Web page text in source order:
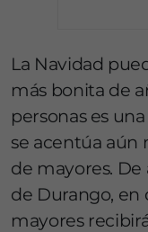
La Navidad
más bonita de
personas es
se acentúa aún
de mayores.
de Durango, en
mayores